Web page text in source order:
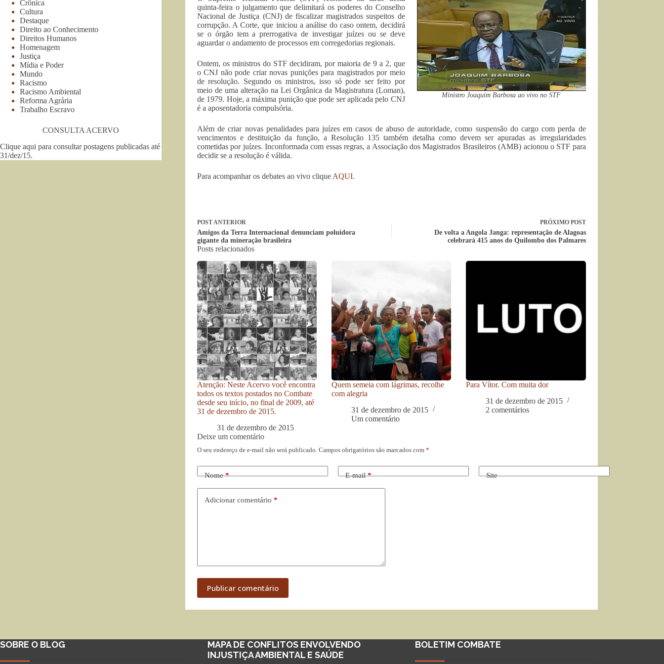
Ministro Joaquim Barbosa ao vivo no STF
quinta-feira o julgamento que delimitará os poderes do Conselho
Nacional de Justiça (CNJ) de fiscalizar magistrados suspeitos de
corrupção. A Corte, que iniciou a análise do caso ontem, decidirá
se o órgão tem a prerrogativa de investigar juízes ou se deve
aguardar o andamento de processos em corregedorias regionais.
Ontem, os ministros do STF decidiram, por maioria de 9 a 2, que
o CNJ não pode criar novas punições para magistrados por meio
de resolução. Segundo os ministros, isso só pode ser feito por
meio de uma alteração na Lei Orgânica da Magistratura (Loman),
de 1979. Hoje, a máxima punição que pode ser aplicada pelo CNJ
é a aposentadoria compulsória.
Além de criar novas penalidades para juízes em casos de abuso de autoridade, como suspensão do cargo com perda de
vencimentos e destituição da função, a Resolução 135 também detalha como devem ser apuradas as irregularidades
cometidas por juízes. Inconformada com essas regras, a Associação dos Magistrados Brasileiros (AMB) acionou o STF para
decidir se a resolução é válida.
Para acompanhar os debates ao vivo clique AQUI.
POSTANTERIOR
Amigos da Terra Internacional denunciam poluidora
gigante da mineração brasileira
PRÓXIMO POST
De volta a Angola Janga: representação de Alagoas
celebrará 415 anos do Quilombo dos Palmares
Posts relacionados
Atenção: Neste Acervo você encontra
todos os textos postados no Combate
desde seu início, no final de 2009, até
31 de dezembro de 2015.
31 de dezembro de 2015
Quem semeia com lágrimas, recolhe
com alegria
31 de dezembro de 2015
Um comentário
Para Vítor. Com muita dor
31 de dezembro de 2015
2 comentários
Deixe um comentário
O seu endereço de e-mail não será publicado. Campos obrigatórios são marcados com *
Nome* E-mail* Site
Adicionar comentário *
Publicar comentário
Crônica
Cultura
Destaque
Direito ao Conhecimento
Direitos Humanos
Homenagem
Justiça
Mídia e Poder
Mundo
Racismo
Racismo Ambiental
Reforma Agrária
Trabalho Escravo
CONSULTA ACERVO
Clique aqui para consultar postagens publicadas até
31/dez/15.
SOBRE O BLOG
MAPA DE CONFLITOS ENVOLVENDO
INJUSTIÇA AMBIENTAL E SAÚDE
BOLETIM COMBATE